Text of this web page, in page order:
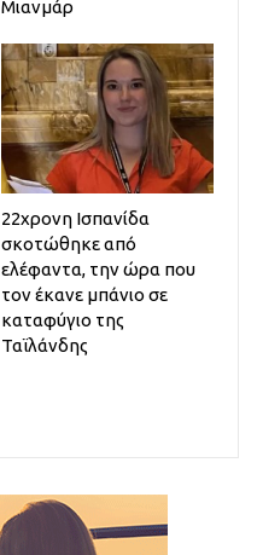
Μιανμάρ
22χρονη Ισπανίδα
σκοτώθηκε από
ελέφαντα, την ώρα που
τον έκανε μπάνιο σε
καταφύγιο της
Ταϊλάνδης